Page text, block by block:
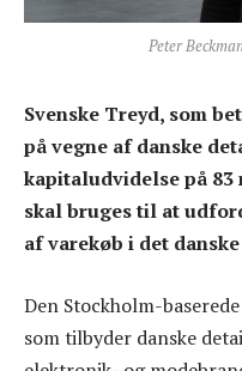
Peter
Svenske Treyd, som
på vegne af danske
kapitaludvidelse på
skal bruges til at
af varekøb i det
Den Stockholm-
som tilbyder danske